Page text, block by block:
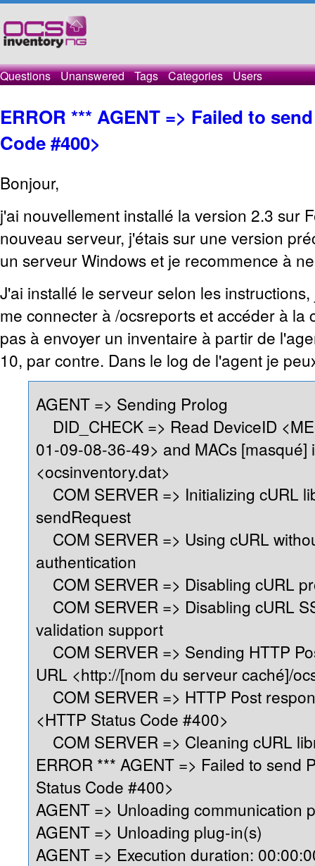
Questions Unanswered Tags Categories Users
ERROR *** AGENT => Failed to
Code #400>
Bonjour,
j'ai nouvellement installé la version 2.3 sur
nouveau serveur, j'étais sur une version
un serveur Windows et je recommence à
J'ai installé le serveur selon les
me connecter à /ocsreports et accéder à la
pas à envoyer un inventaire à partir de
10, par contre. Dans le log de l'agent je
AGENT => Sending Prolog
DID_CHECK => Read DeviceID
01-09-08-36-49> and MACs [masqué]
<ocsinventory.dat>
COM SERVER => Initializing cURL
sendRequest
COM SERVER => Using cURL
authentication
COM SERVER => Disabling cURL
COM SERVER => Disabling cURL
validation support
COM SERVER => Sending HTTP
URL <http://[nom du serveur caché]/
COM SERVER => HTTP Post
<HTTP Status Code #400>
COM SERVER => Cleaning cURL
ERROR *** AGENT => Failed to send
Status Code #400>
AGENT => Unloading communication
AGENT => Unloading plug-in(s)
AGENT => Execution duration: